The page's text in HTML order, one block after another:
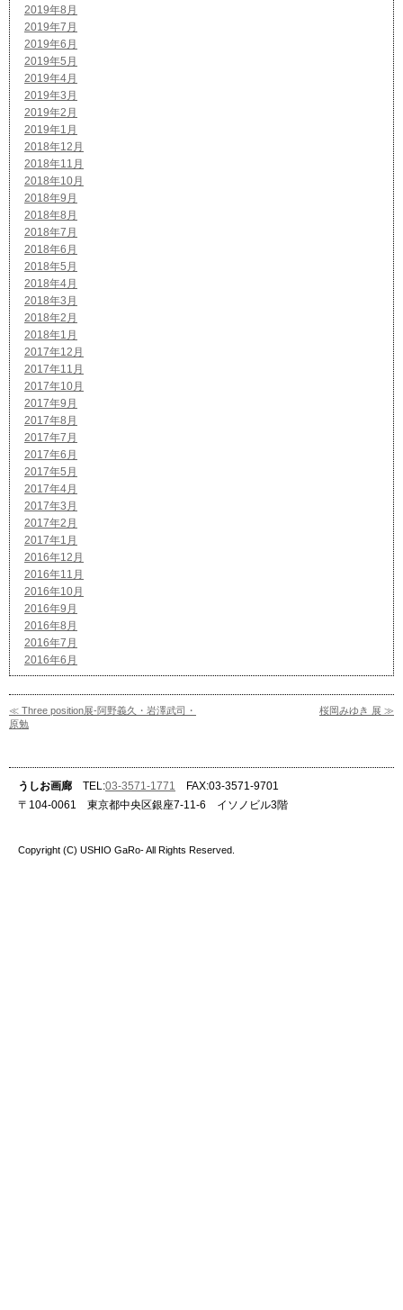
2019年8月
2019年7月
2019年6月
2019年5月
2019年4月
2019年3月
2019年2月
2019年1月
2018年12月
2018年11月
2018年10月
2018年9月
2018年8月
2018年7月
2018年6月
2018年5月
2018年4月
2018年3月
2018年2月
2018年1月
2017年12月
2017年11月
2017年10月
2017年9月
2017年8月
2017年7月
2017年6月
2017年5月
2017年4月
2017年3月
2017年2月
2017年1月
2016年12月
2016年11月
2016年10月
2016年9月
2016年8月
2016年7月
2016年6月
≪ Three position展-阿野義久・岩澤武司・
原勉
桜岡みゆき 展 ≫
うしお画廊 TEL:03-3571-1771
FAX:03-3571-9701
〒104-0061 東京都中央区銀座7-11-6 イソノビル3階
Copyright (C) USHIO GaRo- All Rights Reserved.